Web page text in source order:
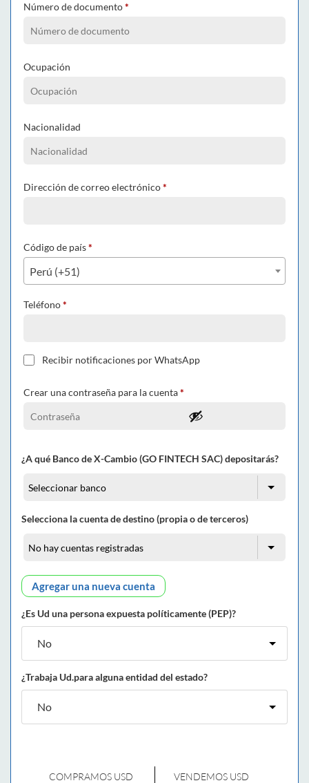
Número de documento*
Ocupación
Nacionalidad
Dirección de correo electrónico*
Código de país*
Perú (+51)
Teléfono*
Recibir notificaciones por WhatsApp
Crear una contraseña para la cuenta*
¿A qué Banco de X-Cambio (GO FINTECH SAC) depositarás?
Selecciona la cuenta de destino (propia o de terceros)
Agregar una nueva cuenta
¿Es Ud una persona expuesta políticamente (PEP)?
¿Trabaja Ud.para alguna entidad del estado?
COMPRAMOS USD VENDEMOS USD